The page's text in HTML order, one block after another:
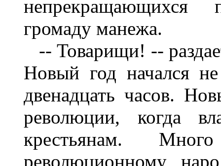
непрекращающихся
громаду манежа.
-- Товарищи! --
Новый год начался
двенадцать часов.
революции, когда
крестьянам.
революционному